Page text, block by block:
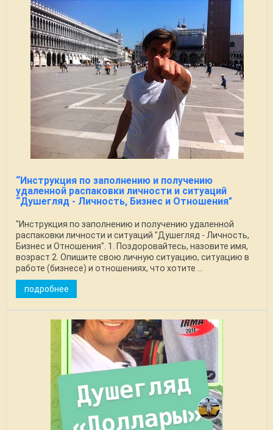
“Инструкция по заполнению и получению
удаленной распаковки личности и ситуаций
“Душегляд - Личность, Бизнес и Отношения"
"Инструкция по заполнению и получению удаленной
распаковки личности и ситуаций "Душегляд - Личность,
Бизнес и Отношения". 1. Поздоровайтесь, назовите имя,
возраст 2. Опишите свою личную ситуацию, ситуацию в
работе (бизнесе) и отношениях, что хотите ...
подробнее